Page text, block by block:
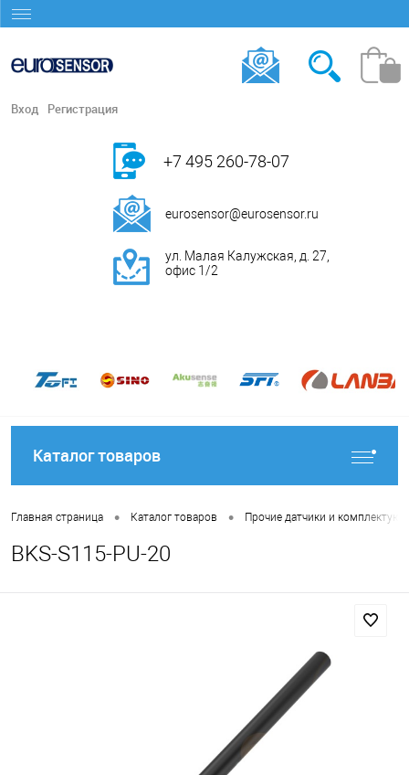
Вход Регистрация
+7 495 260-78-07
eurosensor@eurosensor.ru
ул. Малая Калужская, д. 27,
офис 1/2
Каталог товаров
Главная страница • Каталог товаров • Прочие датчики и
BKS-S115-PU-20